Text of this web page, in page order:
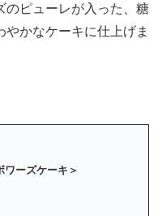
のピューレが入った、糖
かなケーキに仕上げま
ーズケーキ＞